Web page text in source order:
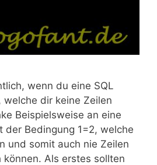
wenn du eine SQL
dir keine Zeilen
Beispielsweise an eine
der Bedingung 1=2, welche
und somit auch nie Zeilen
Als erstes sollten